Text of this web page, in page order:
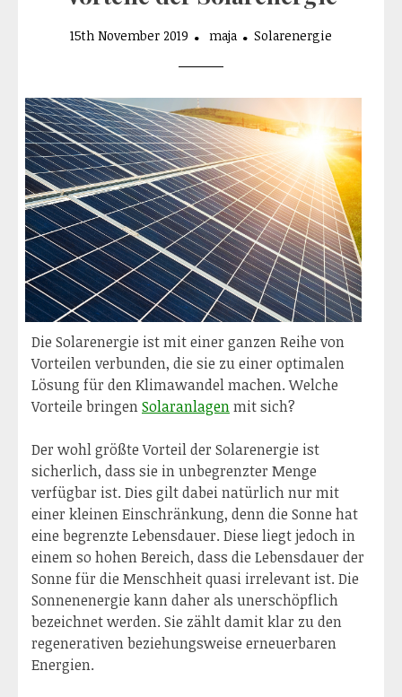
15th November 2019 maja Solarenergie
Die Solarenergie ist mit einer ganzen Reihe von
Vorteilen verbunden, die sie zu einer optimalen
Lösung für den Klimawandel machen. Welche
Vorteile bringenSolaranlagenmit sich?
Der wohl größte Vorteil der Solarenergie ist
sicherlich, dass sie in unbegrenzter Menge
verfügbar ist. Dies gilt dabei natürlich nur mit
einer kleinen Einschränkung, denn die Sonne hat
eine begrenzte Lebensdauer. Diese liegt jedoch in
einem so hohen Bereich, dass die Lebensdauer der
Sonne für die Menschheit quasi irrelevant ist. Die
Sonnenenergie kann daher als unerschöpflich
bezeichnet werden. Sie zählt damit klar zu den
regenerativen beziehungsweise erneuerbaren
Energien.